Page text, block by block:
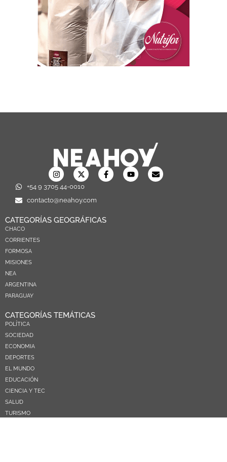
+54 9 3705 44-0010
contacto@neahoy.com
CATEGORÍAS GEOGRÁFICAS
CHACO
CORRIENTES
FORMOSA
MISIONES
NEA
ARGENTINA
PARAGUAY
CATEGORÍAS TEMÁTICAS
POLÍTICA
SOCIEDAD
ECONOMIA
DEPORTES
EL MUNDO
EDUCACIÓN
CIENCIA Y TEC
SALUD
TURISMO